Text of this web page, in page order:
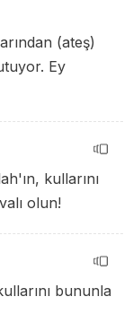
(ateş)
Ey
kullarını
olun!
bununla